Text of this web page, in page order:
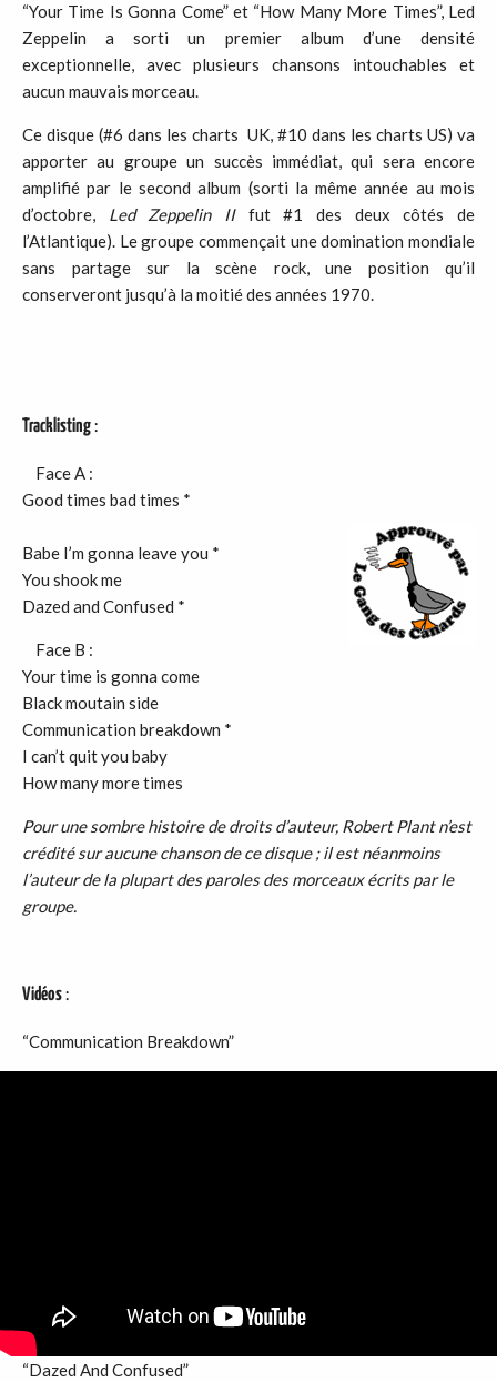
“Your Time Is Gonna Come” et “How Many More Times”, Led
Zeppelin a sorti un premier album d’une densité
exceptionnelle, avec plusieurs chansons intouchables et
aucun mauvais morceau.
Ce disque (#6 dans les charts UK, #10 dans les charts US) va
apporter au groupe un succès immédiat, qui sera encore
amplifié par le second album (sorti la même année au mois
d’octobre, Led Zeppelin IIfut #1 des deux côtés de
l’Atlantique). Le groupe commençait une domination mondiale
sans partage sur la scène rock, une position qu’il
conserveront jusqu’à la moitié des années 1970.
Tracklisting:
Face A :
Good times bad times *
Babe I’m gonna leave you *
You shook me
Dazed and Confused *
Face B :
Your time is gonna come
Black moutain side
Communication breakdown *
I can’t quit you baby
How many more times
Pour une sombre histoire de droits d’auteur, Robert Plant n’est
crédité sur aucune chanson de ce disque ; il est néanmoins
l’auteur de la plupart des paroles des morceaux écrits par le
groupe.
Vidéos:
“Communication Breakdown”
“Dazed And Confused”